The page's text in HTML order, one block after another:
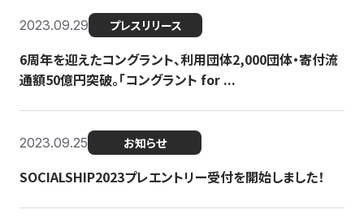
2023.09.29 プレスリリース
6周年を迎えたコングラント、利用団体2,000団体・寄付流
通額50億円突破。「コングラント for ...
2023.09.25 お知らせ
SOCIALSHIP2023プレエントリー受付を開始しました！